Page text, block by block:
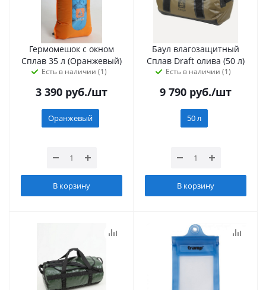
Гермомешок с окном
Сплав 35 л (Оранжевый)
Есть в наличии (1)
3 390 руб./шт
Оранжевый
В корзину
Баул влагозащитный
Сплав Draft олива (50 л)
Есть в наличии (1)
9 790 руб./шт
50 л
В корзину